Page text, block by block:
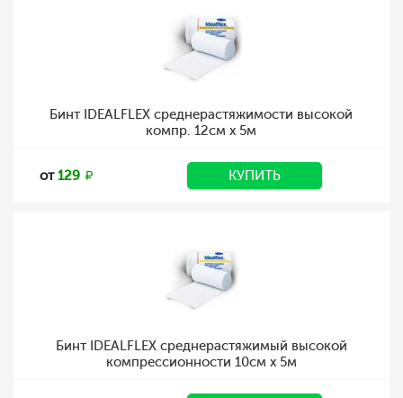
Бинт IDEALFLEX среднерастяжимости высокой
компр. 12см х 5м
от129 КУПИТЬ
Бинт IDEALFLEX среднерастяжимый высокой
компрессионности 10см х 5м